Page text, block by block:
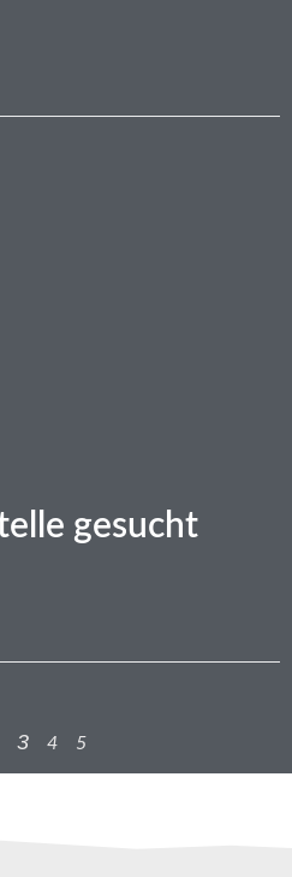
gesucht
3 4 5